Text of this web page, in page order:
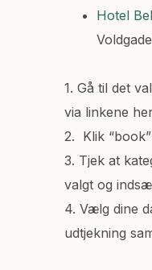
Hotel
1. Gå til det
via linkene
2. Klik “book”
3. Tjek at
valgt og
4. Vælg dine
udtjekning